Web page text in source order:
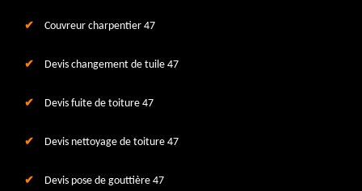
Couvreur charpentier 47
Devis changement de tuile 47
Devis fuite de toiture 47
Devis nettoyage de toiture 47
Devis pose de gouttière 47